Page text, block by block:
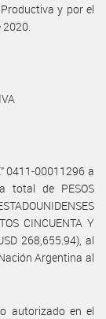
y por el
0411-00011296 a
total de PESOS
CINCUENTA Y
268,655.94), al
Argentina al
autorizado en el